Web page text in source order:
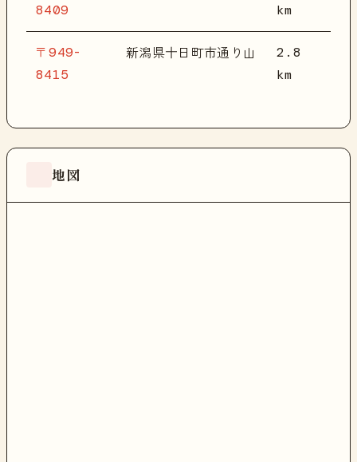
8409
km
〒949-
8415
新潟県十日町市通り山
2.8
km
地図